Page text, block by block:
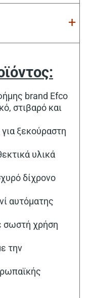
brand Efco
στιβαρό και
ξεκούραστη
υλικά
δίχρονο
αυτόματης
σωστή χρήση
την